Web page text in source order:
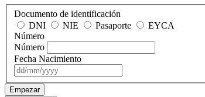
Documento de identificación
DNI
NIE Pasaporte
EYCA
Número
Número
Fecha Nacimiento
Empezar